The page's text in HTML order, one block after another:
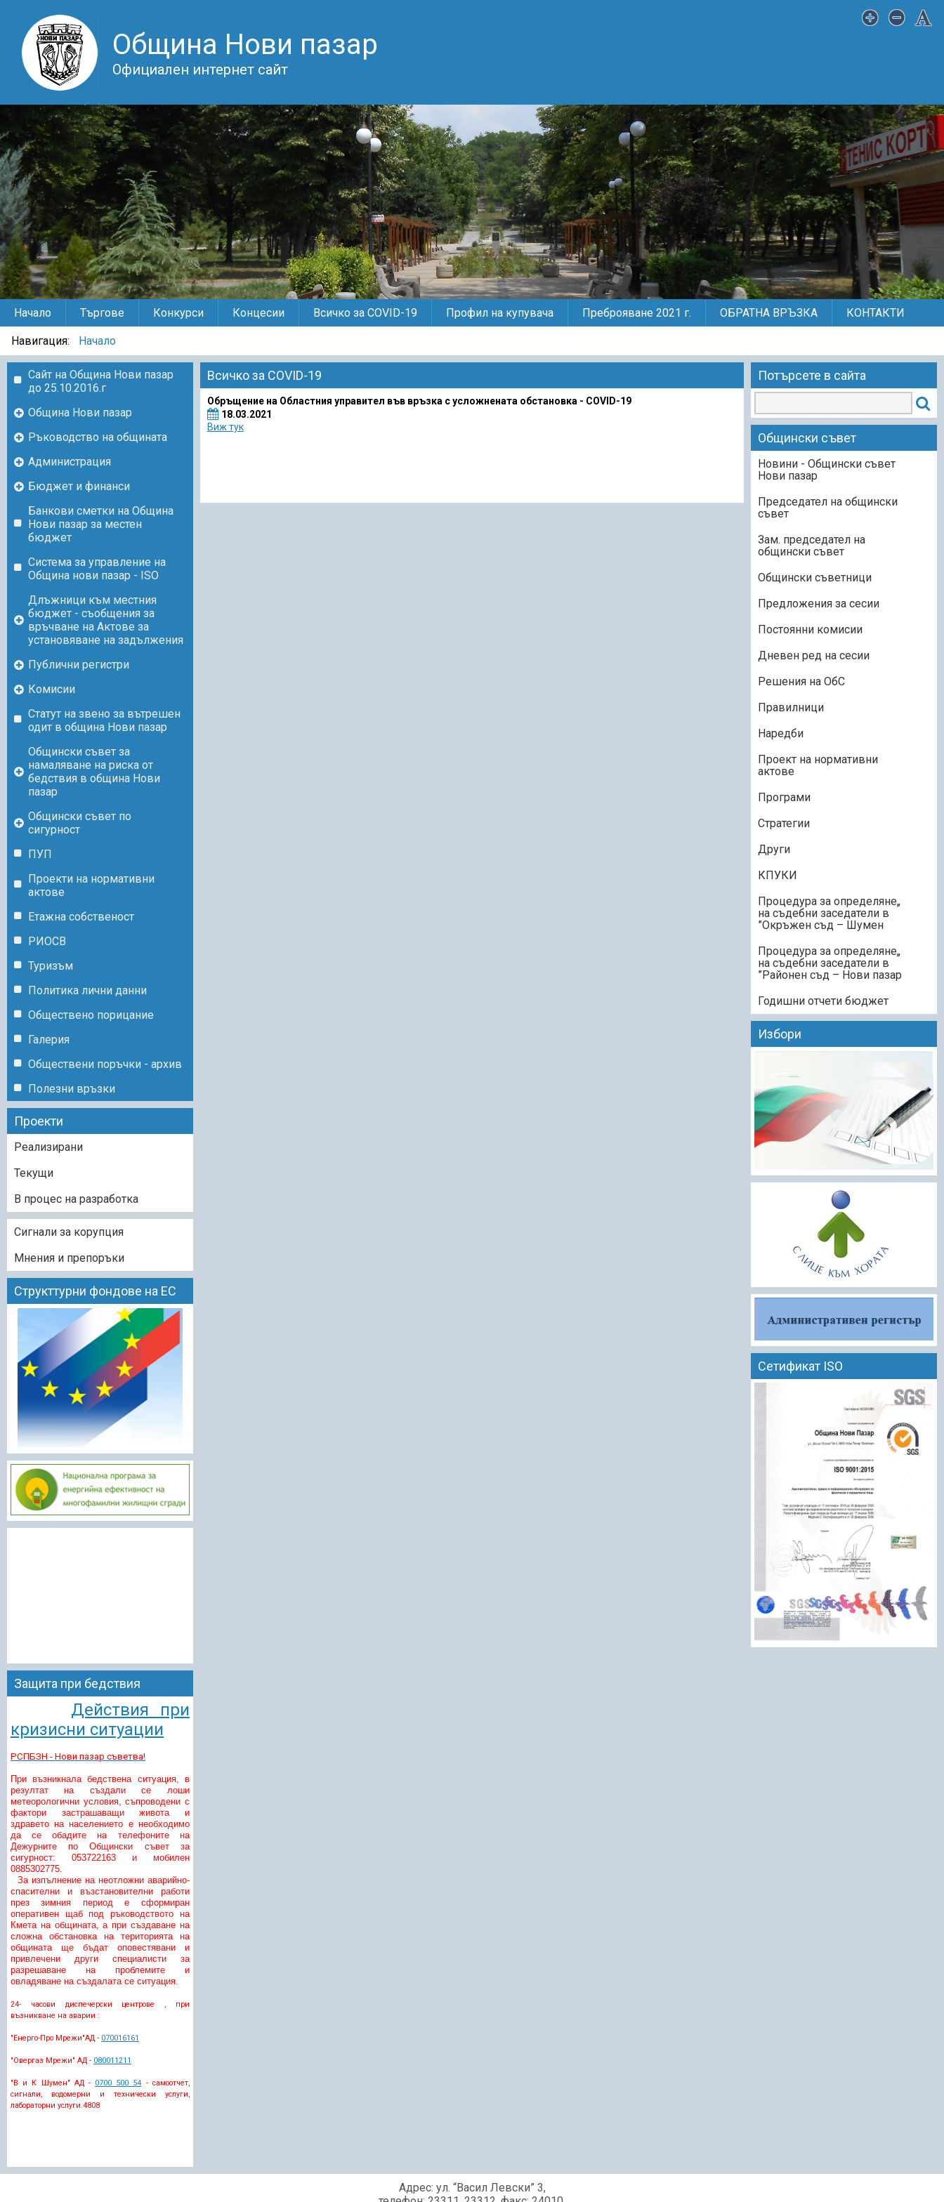
Община Нови пазар
Официален интернет сайт
Начало Търгове Конкурси Концесии Всичко за COVID-19 Профил на купувача Преброяване 2021 г. ОБРАТНА ВРЪЗКА КОНТАКТИ
Навигация: Начало
Сайт на Община Нови пазар
до 25.10.2016.г
Община Нови пазар
Ръководство на общината
Администрация
Бюджет и финанси
Банкови сметки на Община
Нови пазар за местен
бюджет
Система за управление на
Община нови пазар - ISO
Длъжници към местния
бюджет - съобщения за
връчване на Актове за
установяване на задължения
Публични регистри
Комисии
Статут на звено за вътрешен
одит в община Нови пазар
Общински съвет за
намаляване на риска от
бедствия в община Нови
пазар
Общински съвет по
сигурност
ПУП
Проекти на нормативни
актове
Етажна собственост
РИОСВ
Туризъм
Политика лични данни
Обществено порицание
Галерия
Обществени поръчки - архив
Полезни връзки
Проекти
Реализирани
Текущи
В процес на разработка
Сигнали за корупция
Мнения и препоръки
Структтурни фондове на ЕС
Защита при бедствия
Действия при
кризисни ситуации
РСПБЗН - Нови пазар съветва!
При възникнала бедствена ситуация, в
резултат на създали се лоши
метеорологични условия, съпроводени с
фактори застрашаващи живота и
здравето на населението е необходимо
да се обадите на телефоните на
Дежурните по Общински съвет за
сигурност: 053722163 и мобилен
0885302775.
За изпълнение на неотложни аварийно-
спасителни и възстановителни работи
през зимния период е сформиран
оперативен щаб под ръководството на
Кмета на общината, а при създаване на
сложна обстановка на територията на
общината ще бъдат оповестявани и
привлечени други специалисти за
разрешаване на проблемите и
овладяване на създалата се ситуация.
24- часови диспечерски центрове , при
възникване на аварии :
"Енерго-Про Мрежи"АД - 070016161
"Овергаз Мрежи" АД - 080011211
"В и К Шумен" АД - 0700 500 54 - самоотчет,
сигнали, водомерни и технически услуги,
лабораторни услуги. 4808
Всичко за COVID-19
Обръщение на Областния управител във връзка с усложнената обстановка - COVID-19
18.03.2021
Виж тук
Потърсете в сайта
Общински съвет
Новини - Общински съвет
Нови пазар
Председател на общински
съвет
Зам. председател на
общински съвет
Общински съветници
Предложения за сесии
Постоянни комисии
Дневен ред на сесии
Решения на ОбС
Правилници
Наредби
Проект на нормативни
актове
Програми
Стратегии
Други
КПУКИ
„Процедура за определяне
на съдебни заседатели в
Окръжен съд – Шумен”
„Процедура за определяне
на съдебни заседатели в
Районен съд – Нови пазар”
Годишни отчети бюджет
Избори
Сетификат ISO
Адрес: ул. “Васил Левски” 3,